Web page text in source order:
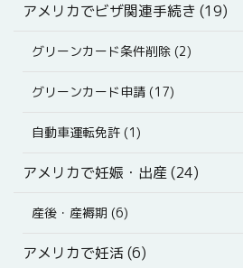
アメリカでビザ関連手続き (19)
グリーンカード条件削除 (2)
グリーンカード申請 (17)
自動車運転免許 (1)
アメリカで妊娠・出産 (24)
産後・産褥期 (6)
アメリカで妊活 (6)